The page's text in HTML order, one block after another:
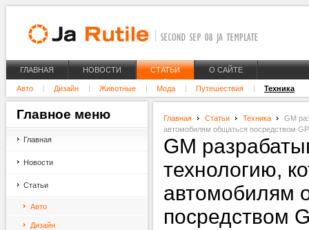
ГЛАВНАЯ НОВОСТИ СТАТЬИ О САЙТЕ
Авто Дизайн Животные Мода Путешествия Техника
Главная Статьи Техника
GM
автомобилям общаться посредством
GM
технологию,
автомобилям
посредством
Главное меню
Главная
Новости
Статьи
Авто
Дизайн